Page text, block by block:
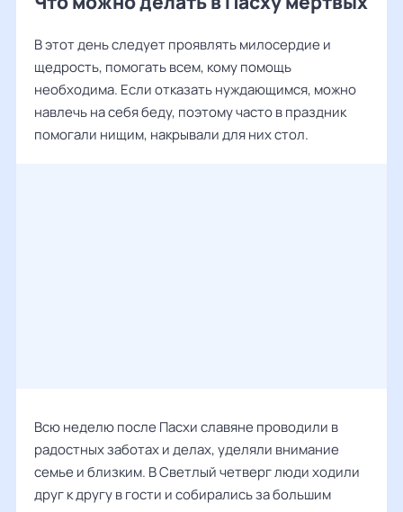
В этот день следует проявлять милосердие и
щедрость, помогать всем, кому помощь
необходима. Если отказать нуждающимся, можно
навлечь на себя беду, поэтому часто в праздник
помогали нищим, накрывали для них стол.
Всю неделю после Пасхи славяне проводили в
радостных заботах и делах, уделяли внимание
семье и близким. В Светлый четверг люди ходили
друг к другу в гости и собирались за большим